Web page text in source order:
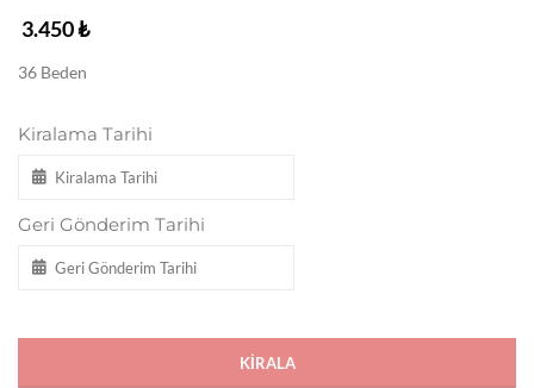
3.450₺
36 Beden
Kiralama Tarihi
Geri Gönderim Tarihi
KIRALA